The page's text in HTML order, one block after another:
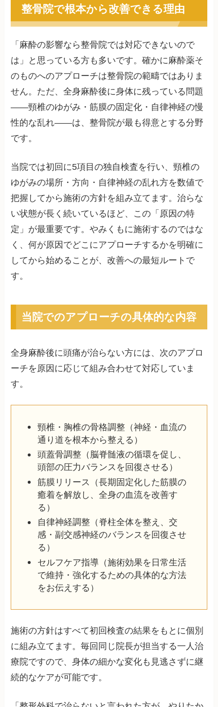
整骨院で根本から改善できる理由
「麻酔の影響なら整骨院では対応できないので
は」と思っている方も多いです。確かに麻酔薬そ
のものへのアプローチは整骨院の範疇ではありま
せん。ただ、全身麻酔後に身体に残っている問題
——頸椎のゆがみ・筋膜の固定化・自律神経の慢
性的な乱れ——は、整骨院が最も得意とする分野
です。
当院では初回に5項目の独自検査を行い、頸椎の
ゆがみの場所・方向・自律神経の乱れ方を数値で
把握してから施術の方針を組み立てます。治らな
い状態が長く続いているほど、この「原因の特
定」が最重要です。やみくもに施術するのではな
く、何が原因でどこにアプローチするかを明確に
してから始めることが、改善への最短ルートで
す。
当院でのアプローチの具体的な内容
全身麻酔後に頭痛が治らない方には、次のアプロ
ーチを原因に応じて組み合わせて対応していま
す。
頸椎・胸椎の骨格調整（神経・血流の
通り道を根本から整える）
頭蓋骨調整（脳脊髄液の循環を促し、
頭部の圧力バランスを回復させる）
筋膜リリース（長期固定化した筋膜の
癒着を解放し、全身の血流を改善す
る）
自律神経調整（脊柱全体を整え、交
感・副交感神経のバランスを回復させ
る）
セルフケア指導（施術効果を日常生活
で維持・強化するための具体的な方法
をお伝えする）
施術の方針はすべて初回検査の結果をもとに個別
に組み立てます。毎回同じ院長が担当する一人治
療院ですので、身体の細かな変化も見逃さずに継
続的なケアが可能です。